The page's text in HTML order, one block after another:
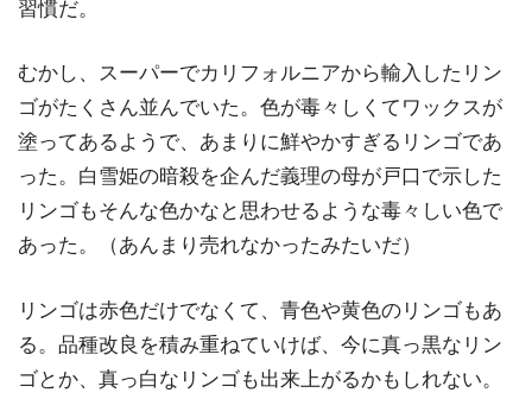
習慣だ。
むかし、スーパーでカリフォルニアから輸入したリン
ゴがたくさん並んでいた。色が毒々しくてワックスが
塗ってあるようで、あまりに鮮やかすぎるリンゴであ
った。白雪姫の暗殺を企んだ義理の母が戸口で示した
リンゴもそんな色かなと思わせるような毒々しい色で
あった。（あんまり売れなかったみたいだ）
リンゴは赤色だけでなくて、青色や黄色のリンゴもあ
る。品種改良を積み重ねていけば、今に真っ黒なリン
ゴとか、真っ白なリンゴも出来上がるかもしれない。